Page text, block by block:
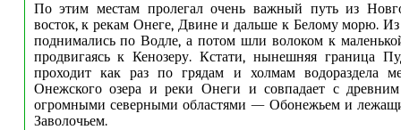
По этим местам пролегал очень важный путь из
восток, к рекам Онеге, Двине и дальше к Белому морю.
поднимались по Водле, а потом шли волоком к
продвигаясь к Кенозеру. Кстати, нынешняя граница
проходит как раз по грядам и холмам водораздела
Онежского озера и реки Онеги и совпадает с
огромными северными областями — Обонежьем и
Заволочьем.